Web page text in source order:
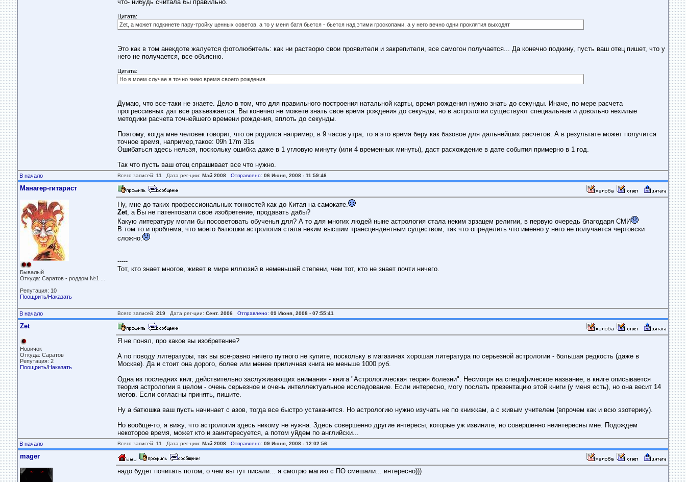
что- нибудь считала бы правильно.
Цитата:
Zet, а может подкинете пару-тройку ценных советов, а то у меня батя бьется - бьется над этими гроскопами, а у него вечно одни проклятия выходят
Это как в том анекдоте жалуется фотолюбитель: как ни растворю свои проявители и закрепители, все самогон получается... Да конечно подкину, пусть ваш отец пишет, что у
него не получается, все объясню.
Цитата:
Но в моем случае я точно знаю время своего рождения.
Думаю, что все-таки не знаете. Дело в том, что для правильного построения натальной карты, время рождения нужно знать до секунды. Иначе, по мере расчета
прогрессивных дат все разъезжается. Вы конечно не можете знать свое время рождения до секунды, но в астрологии существуют специальные и довольно нехилые
методики расчета точнейшего времени рождения, вплоть до секунды.
Поэтому, когда мне человек говорит, что он родился например, в 9 часов утра, то я это время беру как базовое для дальнейших расчетов. А в результате может получится
точное время, например,такое: 09h 17m 31s
Ошибаться здесь нельзя, поскольку ошибка даже в 1 угловую минуту (или 4 временных минуты), даст расхождение в дате события примерно в 1 год.
Так что пусть ваш отец спрашивает все что нужно.
В начало Всего записей: 11 Дата рег-ции: Май 2008 Отправлено: 06 Июня, 2008 - 11:59:46
Манагер-гитарист
Бывалый
Откуда: Саратов - роддом №1 ...
Репутация: 10
Поощрить/Наказать
Ну, мне до таких профессиональных тонкостей как до Китая на самокате.
Zet, а Вы не патентовали свое изобретение, продавать дабы?
Какую литературу могли бы посоветовать обученья для? А то для многих людей ныне астрология стала неким эрзацем религии, в первую очередь благодаря СМИ
В том то и проблема, что моего батюшки астрология стала неким высшим трансцендентным существом, так что определить что именно у него не получается чертовски
сложно.
-----
Тот, кто знает многое, живет в мире иллюзий в неменьшей степени, чем тот, кто не знает почти ничего.
В начало Всего записей: 219 Дата рег-ции: Сент. 2006 Отправлено: 09 Июня, 2008 - 07:55:41
Zet
Новичок
Откуда: Саратов
Репутация: 2
Поощрить/Наказать
Я не понял, про какое вы изобретение?
А по поводу литературы, так вы все-равно ничего путного не купите, поскольку в магазинах хорошая литература по серьезной астрологии - большая редкость (даже в
Москве). Да и стоит она дорого, более или менее приличная книга не меньше 1000 руб.
Одна из последних книг, действительно заслуживающих внимания - книга "Астрологическая теория болезни". Несмотря на специфическое название, в книге описывается
теория астрологии в целом - очень серьезное и очень интеллектуальное исследование. Если интересно, могу послать презентацию этой книги (у меня есть), но она весит 14
мегов. Если согласны принять, пишите.
Ну а батюшка ваш пусть начинает с азов, тогда все быстро устаканится. Но астрологию нужно изучать не по книжкам, а с живым учителем (впрочем как и всю эзотерику).
Но вообще-то, я вижу, что астрология здесь никому не нужна. Здесь совершенно другие интересы, которые уж извините, но совершенно неинтересны мне. Подождем
некоторое время, может кто и заинтересуется, а потом уйдем по английски...
В начало Всего записей: 11 Дата рег-ции: Май 2008 Отправлено: 09 Июня, 2008 - 12:02:56
mager
надо будет почитать потом, о чем вы тут писали... я смотрю магию с ПО смешали... интересно)))